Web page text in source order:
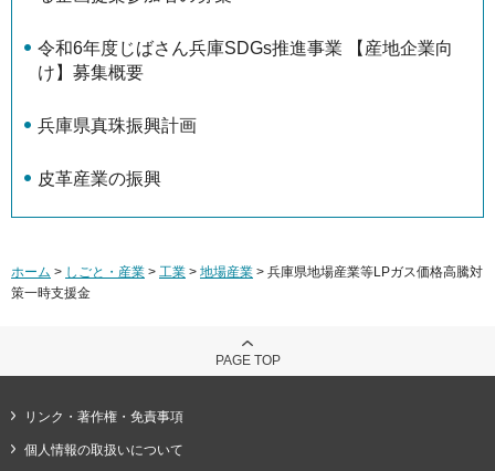
令和6年度じばさん兵庫SDGs推進事業 【産地企業向
け】募集概要
兵庫県真珠振興計画
皮革産業の振興
ホーム > しごと・産業 > 工業 > 地場産業 > 兵庫県地場産業等LPガス価格高騰対
策一時支援金
PAGE TOP
リンク・著作権・免責事項
個人情報の取扱いについて